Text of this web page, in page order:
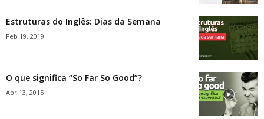
Estruturas do Inglês: Dias da Semana
Feb 19, 2019
O que significa “So Far So Good”?
Apr 13, 2015